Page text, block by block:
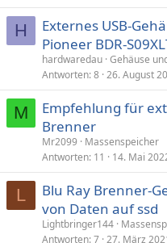
H
Externes USB-
Pioneer BDR-
hardwaredau Gehäuse
Antworten 8 26. August
M
Empfehlung für
Brenner
Mr2099
Massenspeicher
Antworten 11 14. Mai
L
Blu Ray Brenner-
von Daten auf ssd
Lightbringer144
Antworten 7 27. März